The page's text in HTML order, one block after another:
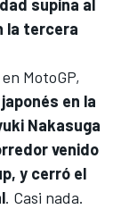
supina al
la tercera
MotoGP,
en la
Nakasuga
venido
y cerró el
. Casi nada.